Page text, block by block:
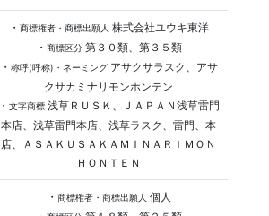
・ 商標権者・商標出願人 株式会社ユウキ東洋
・ 商標区分第３０類、第３５類
・ 称呼(呼称)・ネーミングアサクサラスク、アサ
クサカミナリモンホンテン
・ 文字商標浅草ＲＵＳＫ、ＪＡＰＡＮ浅草雷門
本店、浅草雷門本店、浅草ラスク、雷門、本
店、ＡＳＡＫＵＳＡＫＡＭＩＮＡＲＩＭＯＮ
ＨＯＮＴＥＮ
・ 商標権者・商標出願人 個人